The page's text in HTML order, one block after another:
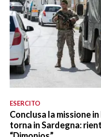
ESERCITO
Conclusa la missione
torna in Sardegna: